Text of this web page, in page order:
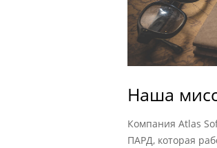
Наша
Компания Atlas
ПАРД, которая